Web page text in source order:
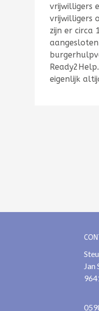
vrijwilligers
vrijwilligers
zijn er circa
eigenlijk
Jan